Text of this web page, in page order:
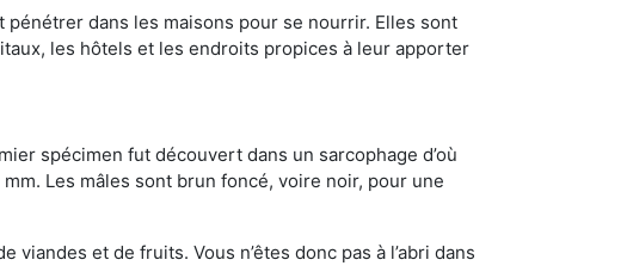
dans les maisons pour se nourrir. Elles sont
les hôtels et les endroits propices à leur apporter
spécimen fut découvert dans un sarcophage d’où
Les mâles sont brun foncé, voire noir, pour une
et de fruits. Vous n’êtes donc pas à l’abri dans